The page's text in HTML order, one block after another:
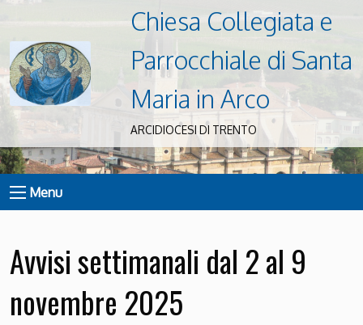
Chiesa Collegiata e
Parrocchiale di Santa
Maria in Arco
ARCIDIOCESI DI TRENTO
Menu
Avvisi settimanali dal 2 al 9
novembre 2025